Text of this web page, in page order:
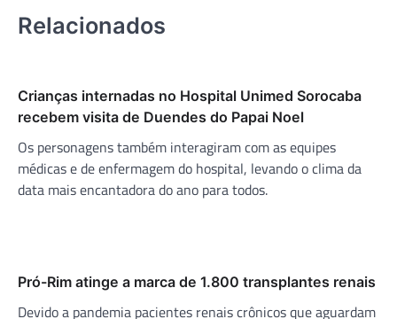
Relacionados
Crianças internadas no Hospital Unimed Sorocaba
recebem visita de Duendes do Papai Noel
Os personagens também interagiram com as equipes
médicas e de enfermagem do hospital, levando o clima da
data mais encantadora do ano para todos.
Pró-Rim atinge a marca de 1.800 transplantes renais
Devido a pandemia pacientes renais crônicos que aguardam